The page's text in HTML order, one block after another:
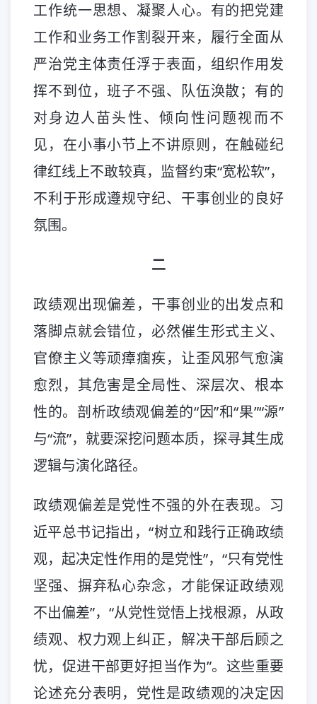
工作统一思想、凝聚人心。有的把党建
工作和业务工作割裂开来，履行全面从
严治党主体责任浮于表面，组织作用发
挥不到位，班子不强、队伍涣散；有的
对身边人苗头性、倾向性问题视而不
见，在小事小节上不讲原则，在触碰纪
律红线上不敢较真，监督约束“宽松软”，
不利于形成遵规守纪、干事创业的良好
氛围。
二
政绩观出现偏差，干事创业的出发点和
落脚点就会错位，必然催生形式主义、
官僚主义等顽瘴痼疾，让歪风邪气愈演
愈烈，其危害是全局性、深层次、根本
性的。剖析政绩观偏差的“因”和“果”“源”
与“流”，就要深挖问题本质，探寻其生成
逻辑与演化路径。
政绩观偏差是党性不强的外在表现。习
近平总书记指出，“树立和践行正确政绩
观，起决定性作用的是党性”，“只有党性
坚强、摒弃私心杂念，才能保证政绩观
不出偏差”，“从党性觉悟上找根源，从政
绩观、权力观上纠正，解决干部后顾之
忧，促进干部更好担当作为”。这些重要
论述充分表明，党性是政绩观的决定因